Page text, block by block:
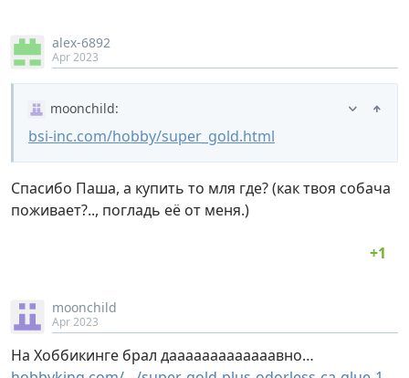
alex-6892
Apr 2023
moonchild:
bsi-inc.com/hobby/super_gold.html
Спасибо Паша, а купить то мля где? (как твоя собача
поживает?.., погладь её от меня.)
moonchild
Apr 2023
На Хоббикинге брал дааааааааааааавно…